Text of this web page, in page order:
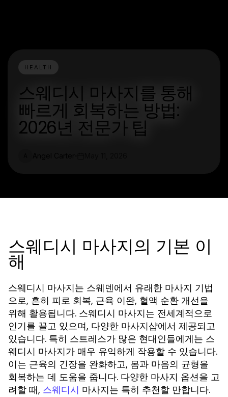
HEALTH
스웨디시 마사지를 통해
빠르게 회복하는 방법:
2026년 전문가 팁
스웨디시 마사지의 기본 이
해
스웨디시 마사지는 스웨덴에서 유래한 마사지 기법
으로, 흔히 피로 회복, 근육 이완, 혈액 순환 개선을
위해 활용됩니다. 스웨디시 마사지는 전세계적으로
인기를 끌고 있으며, 다양한 마사지샵에서 제공되고
있습니다. 특히 스트레스가 많은 현대인들에게는 스
웨디시 마사지가 매우 유익하게 작용할 수 있습니다.
이는 근육의 긴장을 완화하고, 몸과 마음의 균형을
회복하는 데 도움을 줍니다. 다양한 마사지 옵션을 고
려할 때, 스웨디시 마사지는 특히 추천할 만합니다.